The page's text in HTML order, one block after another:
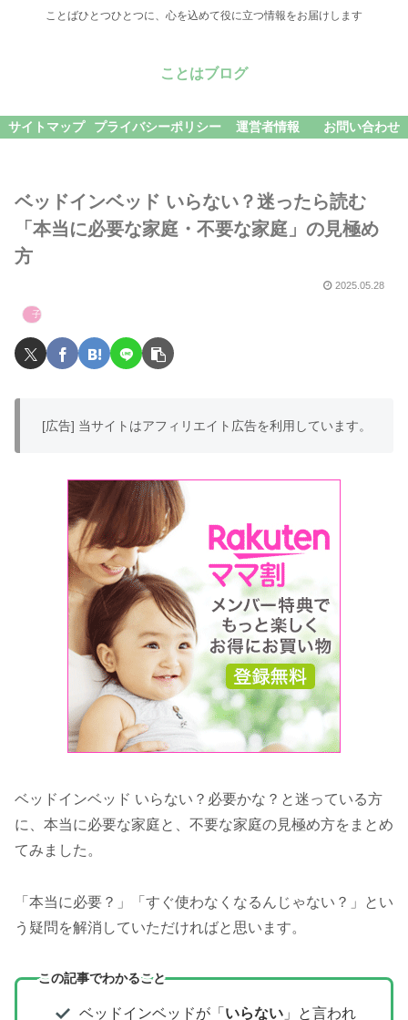
ことばひとつひとつに、心を込めて役に立つ情報をお届けします
ことはブログ
サイトマップ プライバシーポリシー 運営者情報 お問い合わせ
ベッドインベッド いらない？迷ったら読む
「本当に必要な家庭・不要な家庭」の見極め
方
2025.05.28
子育て
[広告] 当サイトはアフィリエイト広告を利用しています。
ベッドインベッド いらない？必要かな？と迷っている方
に、本当に必要な家庭と、不要な家庭の見極め方をまとめ
てみました。
「本当に必要？」「すぐ使わなくなるんじゃない？」とい
う疑問を解消していただければと思います。
この記事でわかること
ベッドインベッドが「 いらない」と言われ